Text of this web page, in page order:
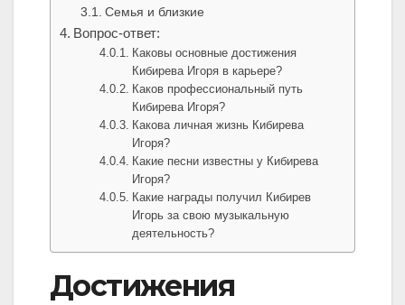
Семья и близкие
Вопрос-ответ:
Каковы основные достижения
Кибирева Игоря в карьере?
Каков профессиональный путь
Кибирева Игоря?
Какова личная жизнь Кибирева
Игоря?
Какие песни известны у Кибирева
Игоря?
Какие награды получил Кибирев
Игорь за свою музыкальную
деятельность?
Достижения